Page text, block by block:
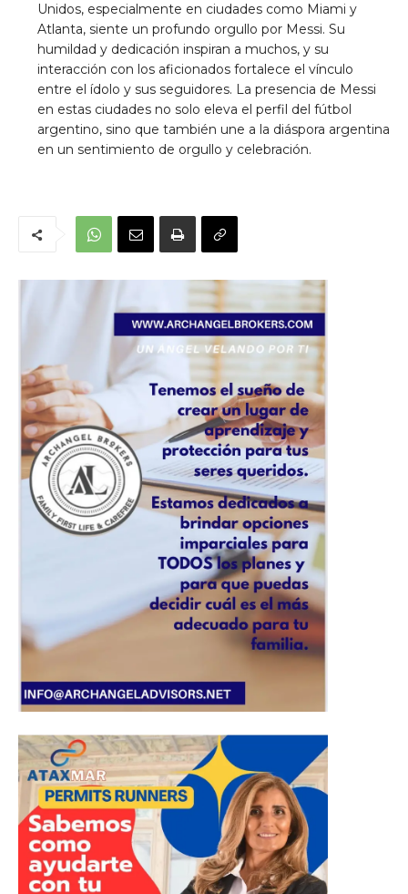
Unidos, especialmente en ciudades como Miami y
Atlanta, siente un profundo orgullo por Messi. Su
humildad y dedicación inspiran a muchos, y su
interacción con los aficionados fortalece el vínculo
entre el ídolo y sus seguidores. La presencia de Messi
en estas ciudades no solo eleva el perfil del fútbol
argentino, sino que también une a la diáspora argentina
en un sentimiento de orgullo y celebración.